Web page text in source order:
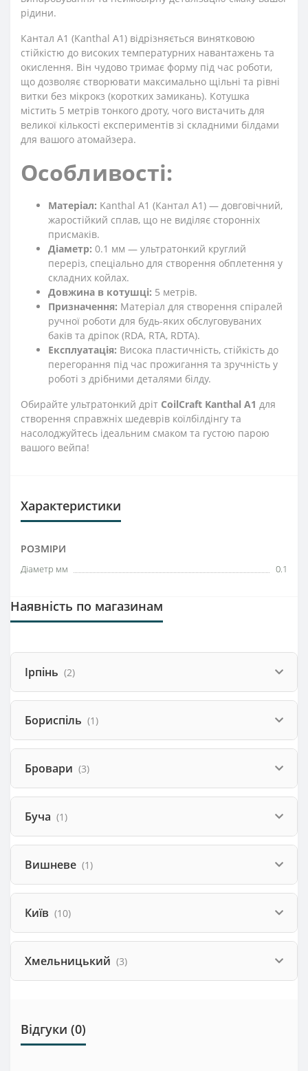
рідини.
Кантал А1 (Kanthal A1) відрізняється винятковою
стійкістю до високих температурних навантажень та
окислення. Він чудово тримає форму під час роботи,
що дозволяє створювати максимально щільні та рівні
витки без мікрокз (коротких замикань). Котушка
містить 5 метрів тонкого дроту, чого вистачить для
великої кількості експериментів зі складними білдами
для вашого атомайзера.
Особливості:
Матеріал: Kanthal A1 (Кантал А1) — довговічний,
жаростійкий сплав, що не виділяє сторонніх
присмаків.
Діаметр: 0.1 мм — ультратонкий круглий
переріз, спеціально для створення обплетення у
складних койлах.
Довжина в котушці: 5 метрів.
Призначення: Матеріал для створення спіралей
ручної роботи для будь-яких обслуговуваних
баків та дріпок (RDA, RTA, RDTA).
Експлуатація: Висока пластичність, стійкість до
перегорання під час прожигання та зручність у
роботі з дрібними деталями білду.
Обирайте ультратонкий дріт CoilCraft Kanthal А1 для
створення справжніх шедеврів коїлбілдінгу та
насолоджуйтесь ідеальним смаком та густою парою
вашого вейпа!
Характеристики
РОЗМІРИ
Діаметр мм 0.1
Наявність по магазинам
Ірпінь (2)
Бориспіль (1)
Бровари (3)
Буча (1)
Вишневе (1)
Київ (10)
Хмельницький (3)
Відгуки (0)